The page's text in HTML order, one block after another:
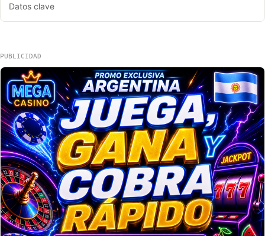
Datos clave
PUBLICIDAD